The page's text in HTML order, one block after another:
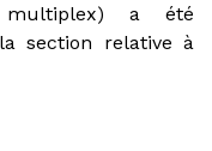
multiplex) a été
section relative à